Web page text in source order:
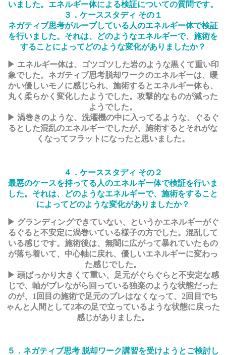
いました。エネルギー体による検証についての質問です。
３．ケーススタディ その１
ネガティブ思考がループしている人のエネルギー体で検証
を行いました。それは、どのようなエネルギーで、施術を
することによってどのような変化がありましたか？
▶ エネルギー体は、ゴツゴツした岩のような黒くて重い印
象でした。ネガティブ思考脱却ワークのエネルギーは、暖
かい優しいモノに感じられ、施術するとエネルギー体も、
丸く柔らかく変化したようでした。攻撃的なものが減った
ようでした。
▶ 渦巻きのような、洗濯機の中に入ってるような、ぐるぐ
るとした混乱のエネルギーでしたが、施術するとそれがな
くなってフラットになったと思いました。
４．ケーススタディ その２
最悪のケースを持ってる人のエネルギー体で検証を行いま
した。それは、どのようなエネルギーで、施術をすること
によってどのような変化がありましたか？
▶ グランディングできていない、というかエネルギーがぐ
るぐると不安定に渦巻いている様子の方でした。混乱して
いる感じです。施術後は、無闇に広がって暴れていたもの
が落ち着いて、中心軸に戻れ、優しいエネルギーに変わっ
た感じでした。
▶ 頭ばっかり大きくて重い、足元がぐらぐらと不安定な感
じで、軸がブレながら回っている独楽のような状態だった
のが、1回目の施術で足元のブレはなくなって、2回目でち
ゃんと人間として2本の足で立っているような状態に戻った
感じがありました。
５．ネガティブ思考 脱却ワーク講習を受けようとご検討し